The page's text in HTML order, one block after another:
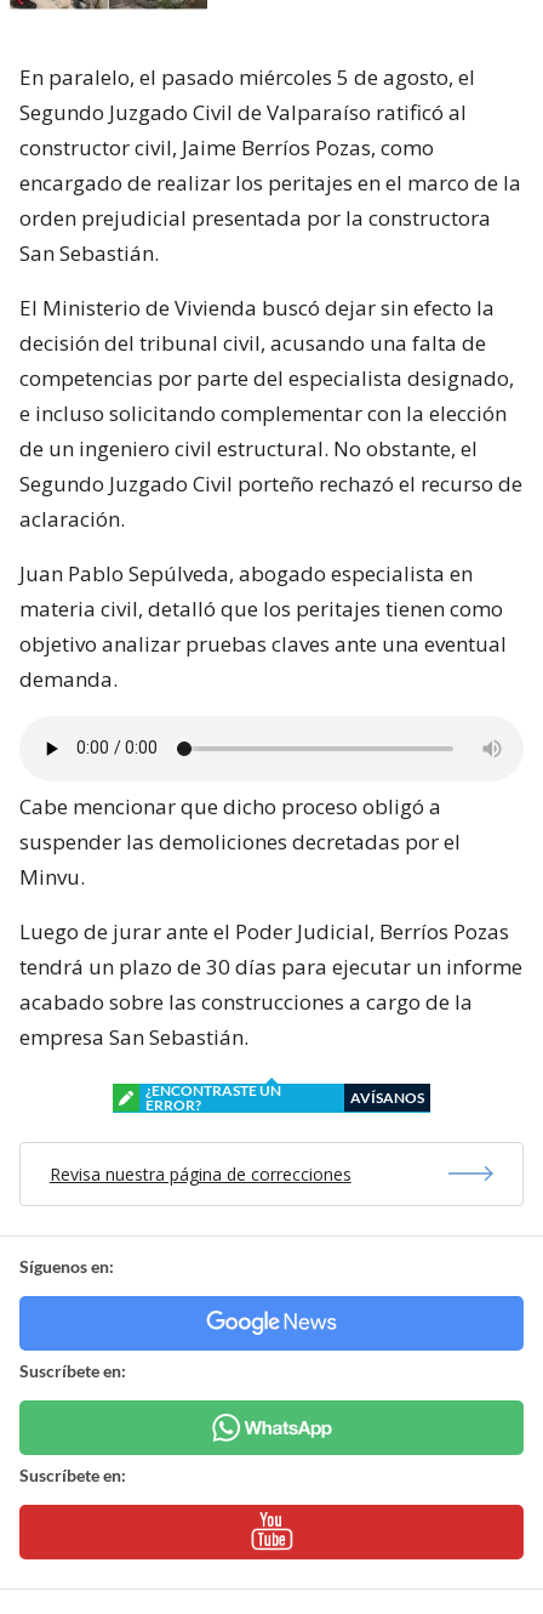
En paralelo, el pasado miércoles 5 de agosto, el
Segundo Juzgado Civil de Valparaíso ratificó al
constructor civil, Jaime Berríos Pozas, como
encargado de realizar los peritajes en el marco de la
orden prejudicial presentada por la constructora
San Sebastián.
El Ministerio de Vivienda buscó dejar sin efecto la
decisión del tribunal civil, acusando una falta de
competencias por parte del especialista designado,
e incluso solicitando complementar con la elección
de un ingeniero civil estructural. No obstante, el
Segundo Juzgado Civil porteño rechazó el recurso de
aclaración.
Juan Pablo Sepúlveda, abogado especialista en
materia civil, detalló que los peritajes tienen como
objetivo analizar pruebas claves ante una eventual
demanda.
Cabe mencionar que dicho proceso obligó a
suspender las demoliciones decretadas por el
Minvu.
Luego de jurar ante el Poder Judicial, Berríos Pozas
tendrá un plazo de 30 días para ejecutar un informe
acabado sobre las construcciones a cargo de la
empresa San Sebastián.
¿ENCONTRASTE UN
ERROR?
AVÍSANOS
Revisa nuestra página de correcciones
Síguenos en:
Suscríbete en:
Suscríbete en: